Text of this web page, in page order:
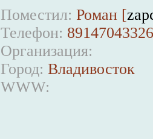
Поместил: Роман [
Телефон:
Организация:
Город: Владивосток
WWW: